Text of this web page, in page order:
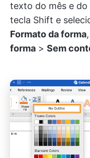
texto do mês e
tecla Shift e
Formato da forma
forma > Sem